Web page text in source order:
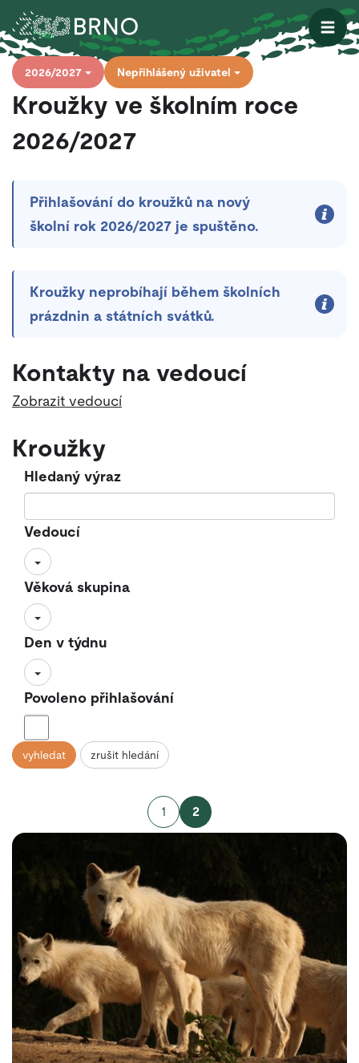
2026/2027 Nepřihlášený uživatel
Otevřít
Kroužky ve školním roce
2026/2027
Přihlašování do kroužků na nový
školní rok 2026/2027 je spuštěno.
Kroužky neprobíhají během školních
prázdnin a státních svátků.
Kontakty na vedoucí
Zobrazit vedoucí
Kroužky
Hledaný výraz
Vedoucí
Věková skupina
Den v týdnu
Povoleno přihlašování
vyhledat zrušit hledání
1 2